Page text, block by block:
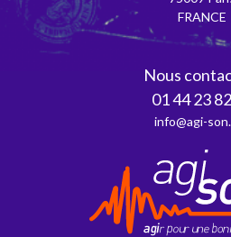
FRANCE
Nous
01 44 23
info@agi-